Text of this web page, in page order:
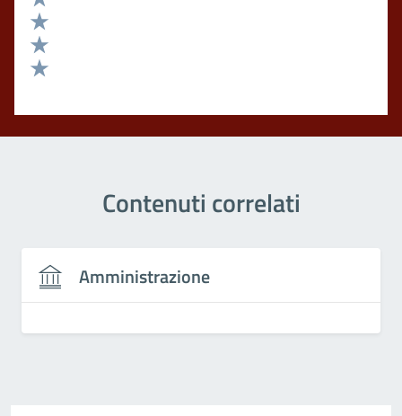
Valuta 4 stelle su 5
Valuta 3 stelle su 5
Valuta 2 stelle su 5
Contenuti correlati
Amministrazione